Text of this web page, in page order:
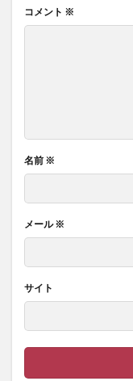
コメント ※
名前 ※
メール※
サイト